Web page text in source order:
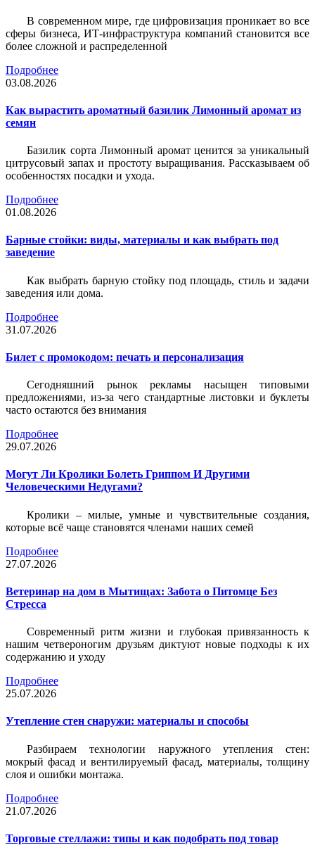
В современном мире, где цифровизация проникает во все
сферы бизнеса, ИТ-инфраструктура компаний становится все
более сложной и распределенной
Подробнее
03.08.2026
Как вырастить ароматный базилик Лимонный аромат из
семян
Базилик сорта Лимонный аромат ценится за уникальный
цитрусовый запах и простоту выращивания. Рассказываем об
особенностях посадки и ухода.
Подробнее
01.08.2026
Барные стойки: виды, материалы и как выбрать под
заведение
Как выбрать барную стойку под площадь, стиль и задачи
заведения или дома.
Подробнее
31.07.2026
Билет c промокодом: печать и персонализация
Сегодняшний рынок рекламы насыщен типовыми
предложениями, из-за чего стандартные листовки и буклеты
часто остаются без внимания
Подробнее
29.07.2026
Могут Ли Кролики Болеть Гриппом И Другими
Человеческими Недугами?
Кролики – милые, умные и чувствительные создания,
которые всё чаще становятся членами наших семей
Подробнее
27.07.2026
Ветеринар на дом в Мытищах: Забота о Питомце Без
Стресса
Современный ритм жизни и глубокая привязанность к
нашим четвероногим друзьям диктуют новые подходы к их
содержанию и уходу
Подробнее
25.07.2026
Утепление стен снаружи: материалы и способы
Разбираем технологии наружного утепления стен:
мокрый фасад и вентилируемый фасад, материалы, толщину
слоя и ошибки монтажа.
Подробнее
21.07.2026
Торговые стеллажи: типы и как подобрать под товар